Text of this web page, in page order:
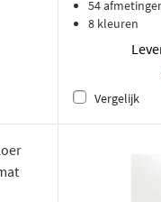
54
8 kleuren
Vergelijk